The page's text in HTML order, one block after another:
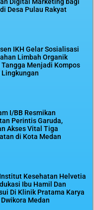
Digital Marketing bagi
Desa Pulau Rakyat
IKH Gelar Sosialisasi
Limbah Organik
Tangga Menjadi Kompos
Lingkungan
I/BB Resmikan
Perintis Garuda,
Akses Vital Tiga
di Kota Medan
Kesehatan Helvetia
Ibu Hamil Dan
Di Klinik Pratama Karya
Dwikora Medan